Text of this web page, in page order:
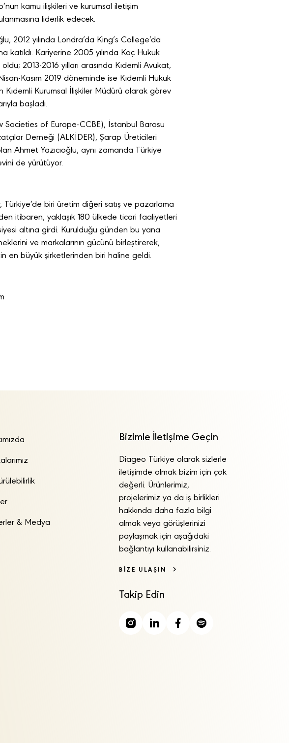
kamu ilişkileri ve kurumsal iletişim
liderlik edecek.
2012 yılında Londra’da King’s College’da
Kariyerine 2005 yılında Koç Hukuk
2013-2016 yılları arasında Kıdemli Avukat,
Kasım 2019 döneminde ise Kıdemli Hukuk
Kıdemli Kurumsal İlişkiler Müdürü olarak görev
başladı.
Societies of Europe-CCBE), İstanbul Barosu
Derneği (ALKİDER), Şarap Üreticileri
Ahmet Yazıcıoğlu, aynı zamanda Türkiye
de yürütüyor.
biri üretim diğeri satış ve pazarlama
itibaren, yaklaşık 180 ülkede ticari faaliyetleri
altına girdi. Kurulduğu günden bu yana
ve markalarının gücünü birleştirerek,
en büyük şirketlerinden biri haline geldi.
& Medya
Bizimle İletişime Geçin
Diageo Türkiye olarak sizlerle
iletişimde olmak bizim için çok
değerli. Ürünlerimiz,
projelerimiz ya da iş birlikleri
hakkında daha fazla bilgi
almak veya görüşlerinizi
paylaşmak için aşağıdaki
bağlantıyı kullanabilirsiniz.
BİZE ULAŞIN
Takip Edin